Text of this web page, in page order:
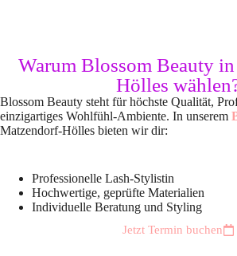
Warum Blossom Beauty
Hölles
Blossom Beauty steht für höchste Qualität,
einzigartiges Wohlfühl-Ambiente. In unserem
Matzendorf-Hölles bieten wir dir:
Professionelle Lash-Stylistin
Hochwertige, geprüfte Materialien
Individuelle Beratung und Styling
Jetzt Termin buchen